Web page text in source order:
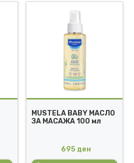
MUSTELA BABY МАСЛО
ЗА МАСАЖА 100 мл
695 ден